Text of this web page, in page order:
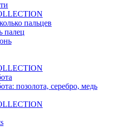
пальцев
палец
позолота, серебро, медь